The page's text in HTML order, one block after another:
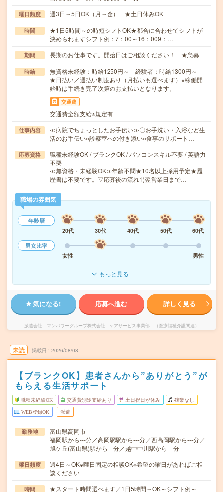
曜日頻度 週3日～5日OK（月～金） ★土日休みOK
時間
★1日5時間～の時短シフトOK★都合に合わせてシフトが
決められますシフト例：7：00～16：009：…
期間 長期のお仕事です。開始日はご相談ください！ ★急募
時給
無資格未経験：時給1250円～ 経験者：時給1300円～
★日払い／週払い制度あり（月払いも選べます）※稼働開
始時は手続き完了次第のお支払いとなります。
交通費
交通費全額支給※規定有
仕事内容
≪病院でちょっとしたお手伝い≫〇お手洗い・入浴など生
活のお手伝い○診察室への付き添い○食事のサポート…
応募資格
職種未経験OK / ブランクOK / パソコンスキル不要 / 英語力
不要
≪無資格・未経験OK≫年齢不問★10名以上採用予定★履
歴書は不要です。▽応募後の流れ1)翌営業日まで…
職場の雰囲気
年齢層
20代
30代 40代 50代
60代
男女比率
女性
男性
もっと見る
気になる! 応募へ進む 詳しく見る
派遣会社 マンパワーグループ株式会社 ケアサービス事業部 （医療福祉介護関連）
未読 掲載日 2026/08/08
【ブランクOK】患者さんから”ありがとう”が
もらえる生活サポート
職種未経験OK 交通費別途支給あり 土日祝日が休み 残業なし
WEB登録OK 派遣
勤務地
富山県高岡市
福岡駅から---分／高岡駅駅から---分／西高岡駅から---分／
旭ケ丘(富山県)駅から---分／越中中川駅から---分
曜日頻度
週4日～OK※曜日固定の相談OK※希望の曜日があればご相
談ください
時間
★スタート時間選べます／1日5時間～OK～シフト例～